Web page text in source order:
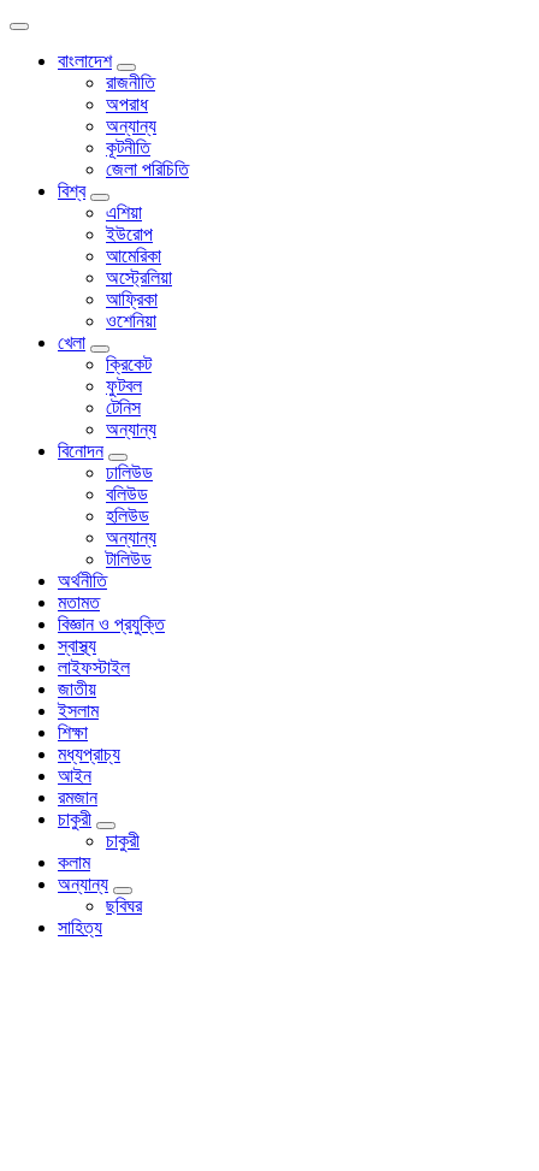
বাংলাদেশ
রাজনীতি
অপরাধ
অন্যান্য
কূটনীতি
জেলা পরিচিতি
বিশ্ব
এশিয়া
ইউরোপ
আমেরিকা
অস্ট্রেলিয়া
আফ্রিকা
ওশেনিয়া
খেলা
ক্রিকেট
ফুটবল
টেনিস
অন্যান্য
বিনোদন
ঢালিউড
বলিউড
হলিউড
অন্যান্য
টালিউড
অর্থনীতি
মতামত
বিজ্ঞান ও প্রযুক্তি
স্বাস্থ্য
লাইফস্টাইল
জাতীয়
ইসলাম
শিক্ষা
মধ্যপ্রাচ্য
আইন
রমজান
চাকুরী
চাকুরী
কলাম
অন্যান্য
ছবিঘর
সাহিত্য